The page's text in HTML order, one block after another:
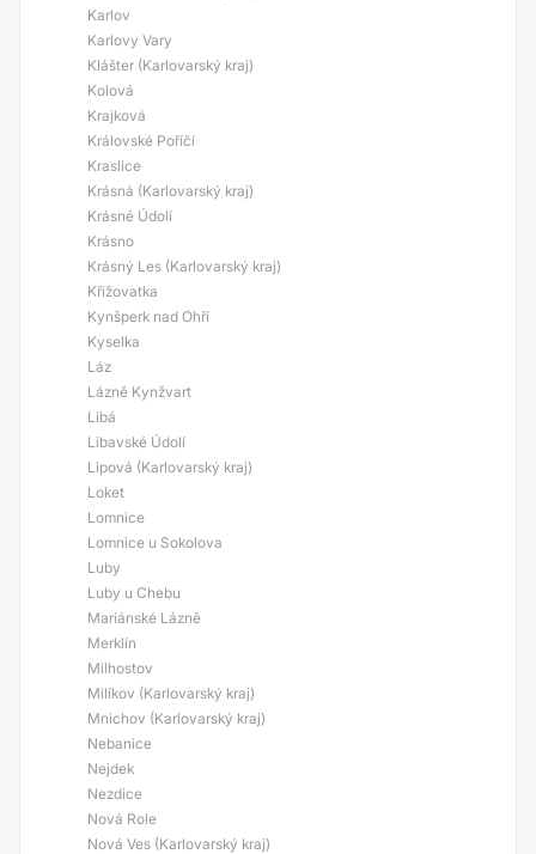
Karlov
Karlovy Vary
Klášter (Karlovarský kraj)
Kolová
Krajková
Královské Poříčí
Kraslice
Krásná (Karlovarský kraj)
Krásné Údolí
Krásno
Krásný Les (Karlovarský kraj)
Křižovatka
Kynšperk nad Ohří
Kyselka
Láz
Lázně Kynžvart
Libá
Libavské Údolí
Lipová (Karlovarský kraj)
Loket
Lomnice
Lomnice u Sokolova
Luby
Luby u Chebu
Mariánské Lázně
Merklín
Milhostov
Milíkov (Karlovarský kraj)
Mnichov (Karlovarský kraj)
Nebanice
Nejdek
Nezdice
Nová Role
Nová Ves (Karlovarský kraj)